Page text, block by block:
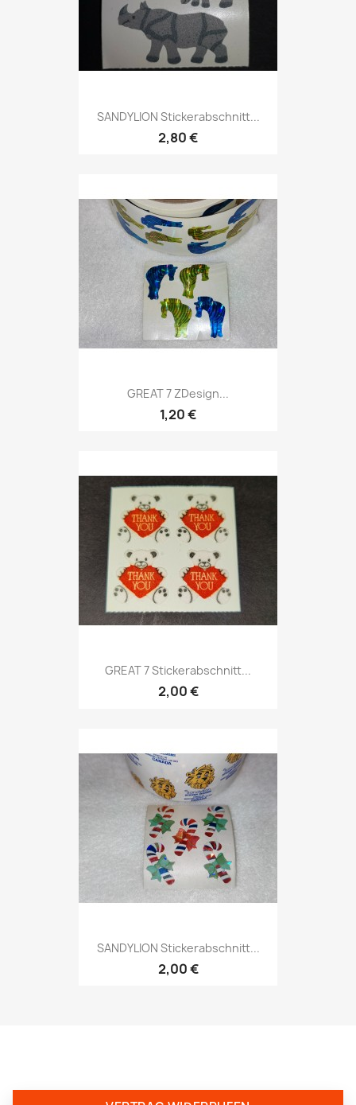
SANDYLION Stickerabschnitt...
2,80 €
GREAT 7 ZDesign...
1,20 €
GREAT 7 Stickerabschnitt...
2,00 €
SANDYLION Stickerabschnitt...
2,00 €